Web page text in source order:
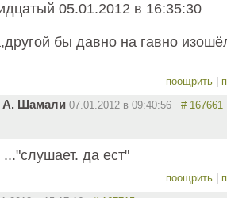
05.01.2012 в 16:35:30
бы давно на гавно
поощрить
А. Шамали 07.01.2012 в 09:40:56 # 167661
да ест"
поощрить